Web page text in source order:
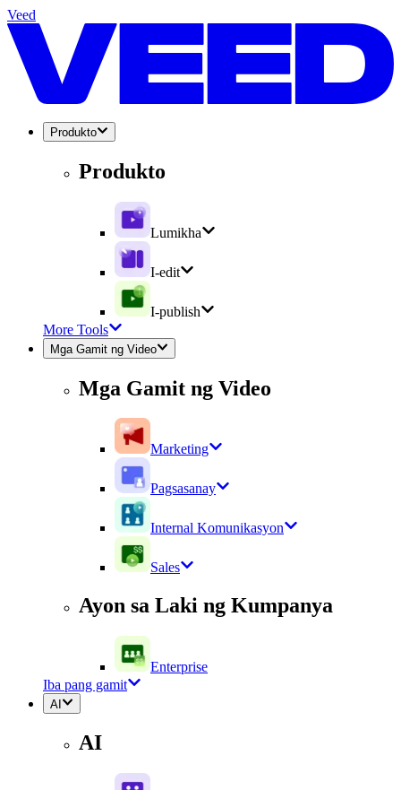
Veed
Produkto
Produkto
Lumikha
I-edit
I-publish
More Tools
Mga Gamit ng Video
Mga Gamit ng Video
Marketing
Pagsasanay
Internal Komunikasyon
Sales
Ayon sa Laki ng Kumpanya
Enterprise
Iba pang gamit
AI
AI